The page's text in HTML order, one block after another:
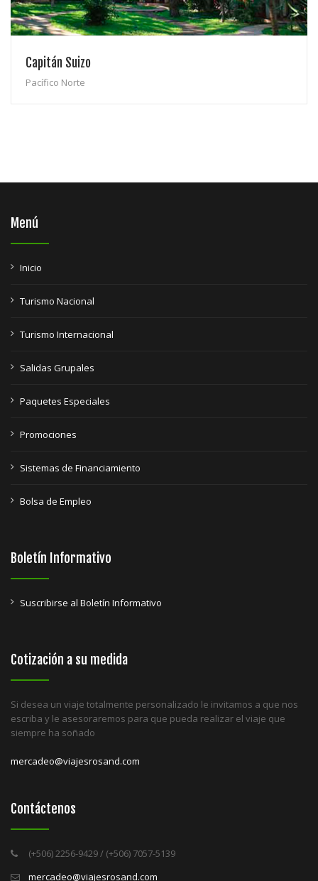
Capitán Suizo
Pacífico Norte
Menú
Inicio
Turismo Nacional
Turismo Internacional
Salidas Grupales
Paquetes Especiales
Promociones
Sistemas de Financiamiento
Bolsa de Empleo
Boletín Informativo
Suscribirse al Boletín Informativo
Cotización a su medida
Si desea un viaje totalmente personalizado le invitamos a que nos
escriba y le asesoraremos para que pueda realizar el viaje que
siempre ha soñado
mercadeo@viajesrosand.com
Contáctenos
(+506) 2256-9429 / (+506) 7057-5139
mercadeo@viajesrosand.com